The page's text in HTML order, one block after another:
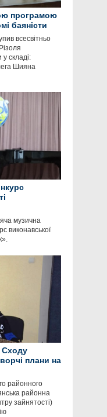
програмою
баяністи
всесвітньо
у складі:
Шияна
музична
виконавської
Сходу
плани на
районного
районна
зайнятості)